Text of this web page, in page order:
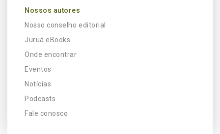
Nossos autores
Nosso conselho editorial
Juruá eBooks
Onde encontrar
Eventos
Notícias
Podcasts
Fale conosco